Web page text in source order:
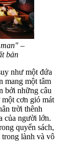
–
bản
như một đứa
mang một tâm
bởi những câu
cơn gió mát
trời thênh
của người lớn.
quyển sách,
trong lành và vô